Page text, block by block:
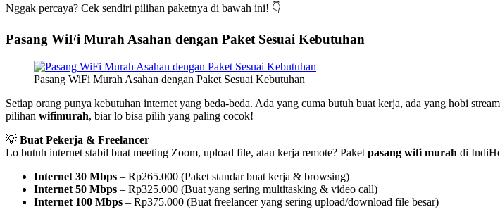
Nggak percaya? Cek sendiri pilihan paketnya di bawah ini! 👇
Pasang WiFi Murah Asahan dengan Paket Sesuai Kebutuhan
Pasang WiFi Murah Asahan dengan Paket Sesuai Kebutuhan
Setiap orang punya kebutuhan internet yang beda-beda. Ada yang cuma butuh buat kerja, ada yang hobi
pilihan wifimurah, biar lo bisa pilih yang paling cocok!
💡 Buat Pekerja & Freelancer
Lo butuh internet stabil buat meeting Zoom, upload file, atau kerja remote? Paket pasang wifi murah di
Internet 30 Mbps – Rp265.000 (Paket standar buat kerja & browsing)
Internet 50 Mbps – Rp325.000 (Buat yang sering multitasking & video call)
Internet 100 Mbps – Rp375.000 (Buat freelancer yang sering upload/download file besar)